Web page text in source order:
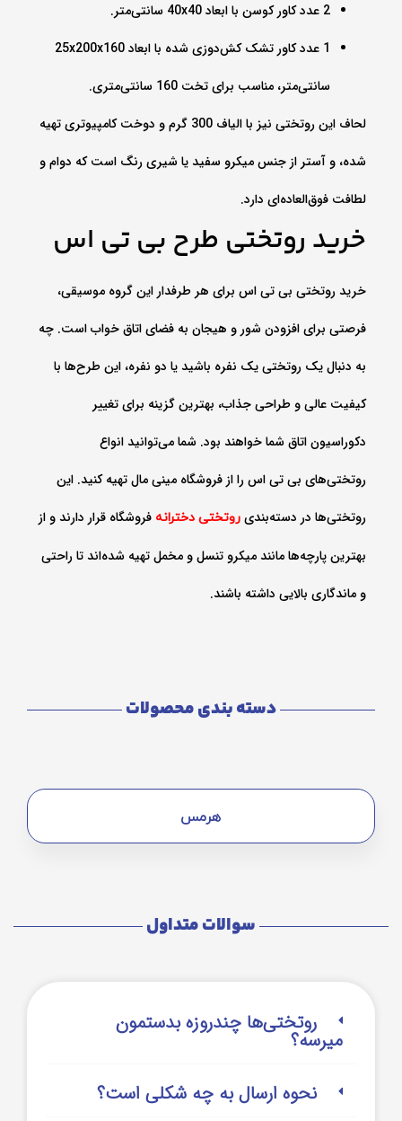
2 عدد کاور کوسن با ابعاد 40x40 سانتی‌متر.
1 عدد کاور تشک کش‌دوزی شده با ابعاد 25x200x160
سانتی‌متر، مناسب برای تخت 160 سانتی‌متری.
لحاف این روتختی نیز با الیاف 300 گرم و دوخت کامپیوتری تهیه
شده، و آستر از جنس میکرو سفید یا شیری رنگ است که دوام و
لطافت فوق‌العاده‌ای دارد.
خرید روتختی طرح بی تی اس
خرید روتختی بی تی اس برای هر طرفدار این گروه موسیقی،
فرصتی برای افزودن شور و هیجان به فضای اتاق خواب است. چه
به دنبال یک روتختی یک نفره باشید یا دو نفره، این طرح‌ها با
کیفیت عالی و طراحی جذاب، بهترین گزینه برای تغییر
دکوراسیون اتاق شما خواهند بود. شما می‌توانید انواع
روتختی‌های بی تی اس را از فروشگاه مینی مال تهیه کنید. این
روتختی‌ها در دسته‌بندی روتختی دخترانه فروشگاه قرار دارند و از
بهترین پارچه‌ها مانند میکرو تنسل و مخمل تهیه شده‌اند تا راحتی
و ماندگاری بالایی داشته باشند.
دسته بندی محصولات
هرمس
سوالات متداول
روتختی‌‌ها چندروزه بدستمون
میرسه؟
نحوه ارسال به چه شکلی است؟